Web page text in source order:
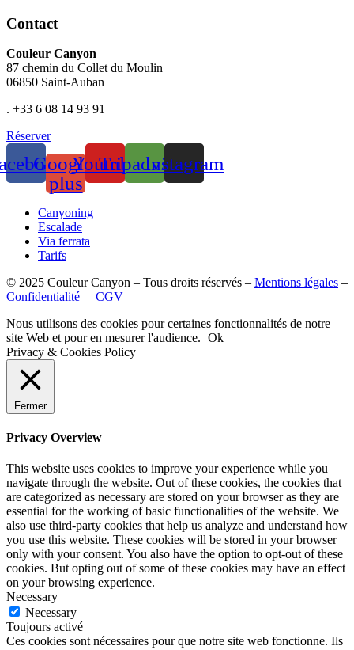
Contact
Couleur Canyon
87 chemin du Collet du Moulin
06850 Saint-Auban
. +33 6 08 14 93 91
Réserver
Google-
plus
Youtube
Tripadvisor
Instagram
Canyoning
Escalade
Via ferrata
Tarifs
© 2025 Couleur Canyon – Tous droits réservés – Mentions légales –
Confidentialité – CGV
Nous utilisons des cookies pour certaines fonctionnalités de notre
site Web et pour en mesurer l'audience. Ok
Privacy & Cookies Policy
Fermer
Privacy Overview
This website uses cookies to improve your experience while you
navigate through the website. Out of these cookies, the cookies that
are categorized as necessary are stored on your browser as they are
essential for the working of basic functionalities of the website. We
also use third-party cookies that help us analyze and understand how
you use this website. These cookies will be stored in your browser
only with your consent. You also have the option to opt-out of these
cookies. But opting out of some of these cookies may have an effect
on your browsing experience.
Necessary
Necessary
Toujours activé
Ces cookies sont nécessaires pour que notre site web fonctionne. Ils